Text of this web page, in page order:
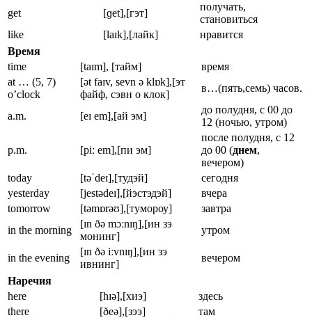
get
[ɡet],[гэт]
получать,
становиться
like
[laɪk],[лайк]
нравится
Время
time
[taɪm], [тайм]
время
at … (5, 7)
o’clock
[ət faɪv, sevn ə klɒk],[эт
файф, сэвн о клок]
в…(пять,семь) часов.
a.m. [eɪ em],[ай эм]
до полудня, с 00 до
12 (ночью, утром)
p.m. [piː em],[пи эм]
после полудня, с 12
до 00 (днем,
вечером)
today
[təˈdeɪ],[тудэй]
сегодня
yesterday
[jestədeɪ],[йэстэдэй]
вчера
tomorrow
[təmɒrəʊ],[тумороу]
завтра
in the morning
[ɪn ðə mɔːnɪŋ],[ин зэ
монинг]
утром
in the evening
[ɪn ðə iːvnɪŋ],[ин зэ
ивнинг]
вечером
Наречия
here
[hɪə],[хиэ]
здесь
there
[ðeə],[зээ]
там